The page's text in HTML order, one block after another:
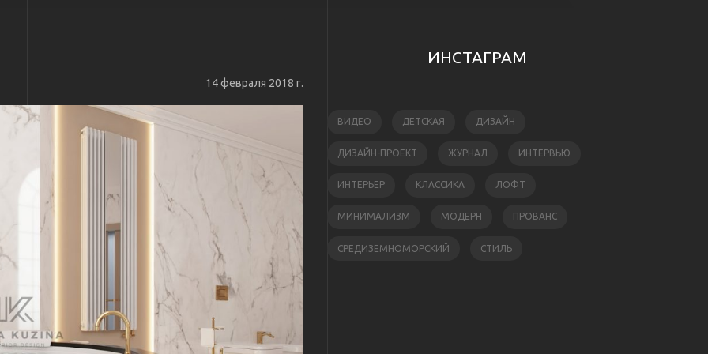
14 февраля 2018 г.
ИНСТАГРАМ
ВИДЕО ДЕТСКАЯ ДИЗАЙН
ДИЗАЙН-ПРОЕКТ ЖУРНАЛ ИНТЕРВЬЮ
ИНТЕРЬЕР КЛАССИКА ЛОФТ
МИНИМАЛИЗМ МОДЕРН ПРОВАНС
СРЕДИЗЕМНОМОРСКИЙ СТИЛЬ